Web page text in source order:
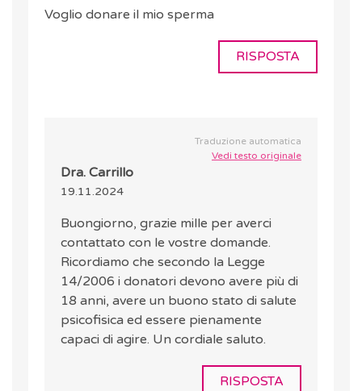
Voglio donare il mio sperma
RISPOSTA
Traduzione automatica
Vedi testo originale
Dra. Carrillo
19.11.2024
Buongiorno, grazie mille per averci
contattato con le vostre domande.
Ricordiamo che secondo la Legge
14/2006 i donatori devono avere più di
18 anni, avere un buono stato di salute
psicofisica ed essere pienamente
capaci di agire. Un cordiale saluto.
RISPOSTA